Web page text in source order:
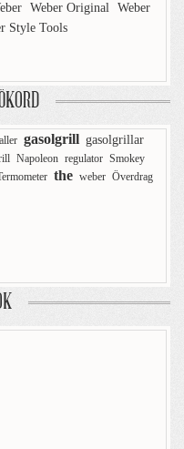
Weber Original Weber
Style Tools
gasolgrill gasolgrillar
Napoleon regulator Smokey
the weber Överdrag